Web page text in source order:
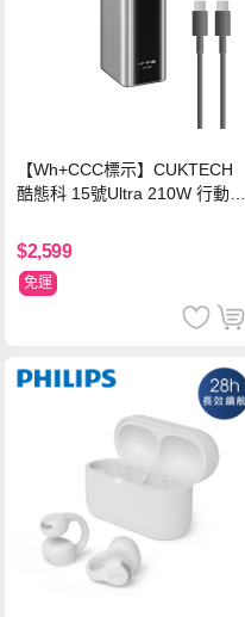
【Wh+CCC標示】CUKTECH
酷態科 15號Ultra 210W 行動電
$2,599
免運